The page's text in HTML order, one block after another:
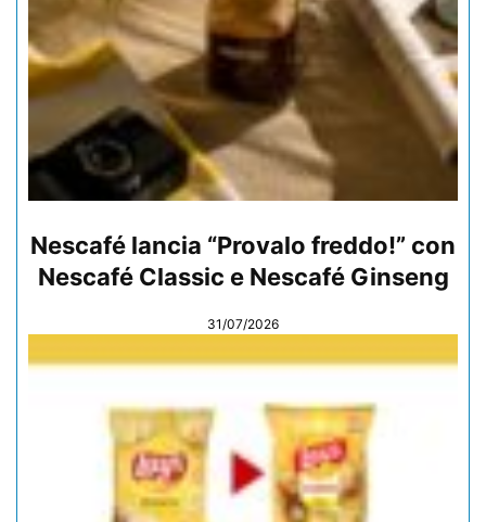
Nescafé lancia “Provalo freddo!” con
Nescafé Classic e Nescafé Ginseng
31/07/2026